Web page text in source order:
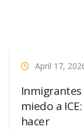
April 17,
miedo a
hacer